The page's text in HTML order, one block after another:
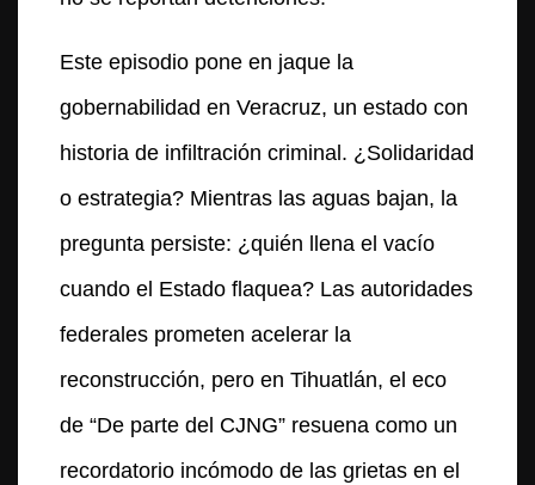
Este episodio pone en jaque la
gobernabilidad en Veracruz, un estado con
historia de infiltración criminal. ¿Solidaridad
o estrategia? Mientras las aguas bajan, la
pregunta persiste: ¿quién llena el vacío
cuando el Estado flaquea? Las autoridades
federales prometen acelerar la
reconstrucción, pero en Tihuatlán, el eco
de “De parte del CJNG” resuena como un
recordatorio incómodo de las grietas en el